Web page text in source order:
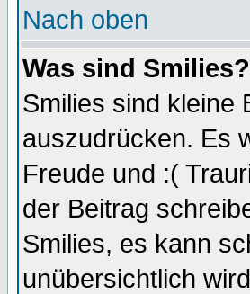
Nach oben
Was sind Smilies?
Smilies sind kleine
auszudrücken. Es
Freude und :(
der Beitrag
Smilies, es kann
unübersichtlich